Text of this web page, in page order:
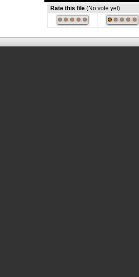
Rate this file (No vote yet)